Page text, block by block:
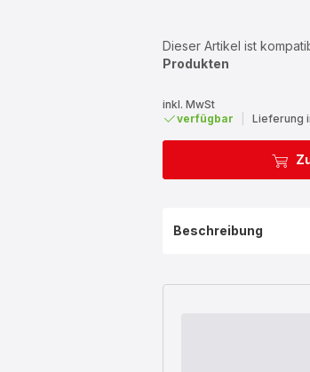
Dieser Artikel ist
Produkten
inkl. MwSt
verfügbar
Lieferung
Beschreibung